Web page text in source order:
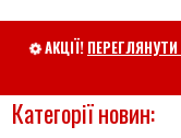
АКЦІЇ!
Категорії новин: